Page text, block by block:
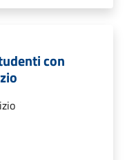
con